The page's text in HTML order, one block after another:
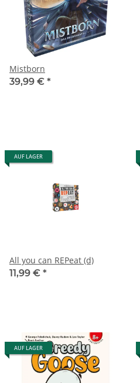
Mistborn
39,99 € *
AUF LAGER
All you can REPeat (d)
11,99 € *
AUF LAGER